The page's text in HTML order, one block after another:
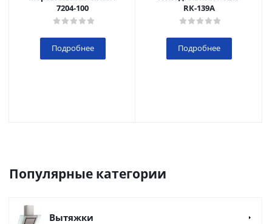
7204-100
Подробнее
RК-139А
Подробнее
Популярные категории
Вытяжки